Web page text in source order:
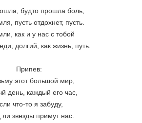
будто прошла боль,
пусть отдохнет, пусть.
как и у нас с тобой
долгий, как жизнь, путь.
Припев:
этот большой мир,
день, каждый его час,
что-то я забуду,
ли звезды примут нас.